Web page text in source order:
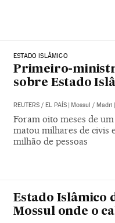
ESTADO ISLÂMICO
Primeiro-
sobre Estado
REUTERS/ EL PAÍS | Mossul / Madri |
Foram oito meses de
matou milhares de civis
milhão de pessoas
Estado Islâmico
Mossul onde o